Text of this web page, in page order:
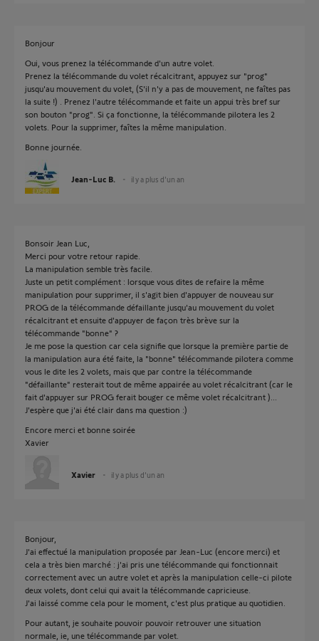
Bonjour
Oui, vous prenez la télécommande d'un autre volet.
Prenez la télécommande du volet récalcitrant, appuyez sur "prog"
jusqu'au mouvement du volet, (S'il n'y a pas de mouvement, ne faîtes pas
la suite !) . Prenez l'autre télécommande et faite un appui très bref sur
son bouton "prog". Si ça fonctionne, la télécommande pilotera les 2
volets. Pour la supprimer, faîtes la même manipulation.
Bonne journée.
Jean-Luc B. il y a plus d'un an
Bonsoir Jean Luc,
Merci pour votre retour rapide.
La manipulation semble très facile.
Juste un petit complément : lorsque vous dites de refaire la même
manipulation pour supprimer, il s'agit bien d'appuyer de nouveau sur
PROG de la télécommande défaillante jusqu'au mouvement du volet
récalcitrant et ensuite d'appuyer de façon très brève sur la
télécommande "bonne" ?
Je me pose la question car cela signifie que lorsque la première partie de
la manipulation aura été faite, la "bonne" télécommande pilotera comme
vous le dite les 2 volets, mais que par contre la télécommande
"défaillante" resterait tout de même appairée au volet récalcitrant (car le
fait d'appuyer sur PROG ferait bouger ce même volet récalcitrant )...
J'espère que j'ai été clair dans ma question :)
Encore merci et bonne soirée
Xavier
Xavier il y a plus d'un an
Bonjour,
J'ai effectué la manipulation proposée par Jean-Luc (encore merci) et
cela a très bien marché : j'ai pris une télécommande qui fonctionnait
correctement avec un autre volet et après la manipulation celle-ci pilote
deux volets, dont celui qui avait la télécommande capricieuse.
J'ai laissé comme cela pour le moment, c'est plus pratique au quotidien.
Pour autant, je souhaite pouvoir pouvoir retrouver une situation
normale, ie, une télécommande par volet.